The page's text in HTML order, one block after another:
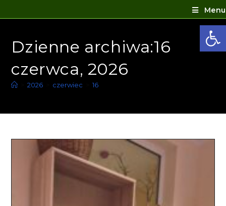
Menu
Dzienne archiwa:16
czerwca, 2026
2026 czerwiec 16